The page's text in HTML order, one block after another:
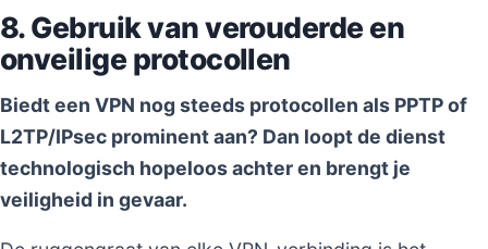
8. Gebruik van verouderde en
onveilige protocollen
Biedt een VPN nog steeds protocollen als PPTP of
L2TP/IPsec prominent aan? Dan loopt de dienst
technologisch hopeloos achter en brengt je
veiligheid in gevaar.